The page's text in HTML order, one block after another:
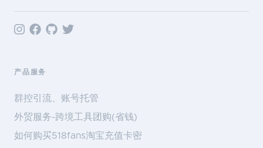
产品服务
群控引流、账号托管
外贸服务-跨境工具团购(省钱)
如何购买518fans淘宝充值卡密